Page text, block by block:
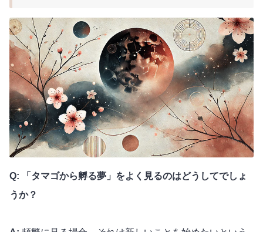
Q: 「タマゴから孵る夢」をよく見るのはどうしてでしょ
うか？